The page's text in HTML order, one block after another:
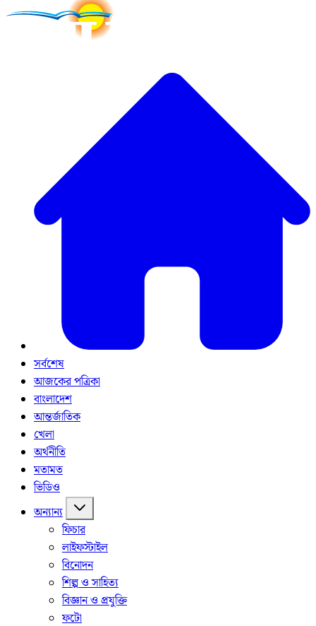
সর্বশেষ
আজকের পত্রিকা
বাংলাদেশ
আন্তর্জাতিক
খেলা
অর্থনীতি
মতামত
ভিডিও
অন্যান্য
ফিচার
লাইফস্টাইল
বিনোদন
শিল্প ও সাহিত্য
বিজ্ঞান ও প্রযুক্তি
ফটো